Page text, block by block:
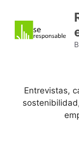
contenido
Entrevistas,